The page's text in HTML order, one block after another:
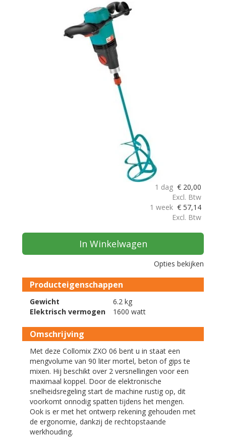
1 dag € 20,00
Excl. Btw
1 week € 57,14
Excl. Btw
In Winkelwagen
Opties bekijken
Producteigenschappen
Gewicht
6.2 kg
Elektrisch vermogen
1600 watt
Omschrijving
Met deze Collomix ZXO 06 bent u in staat een
mengvolume van 90 liter mortel, beton of gips te
mixen. Hij beschikt over 2 versnellingen voor een
maximaal koppel. Door de elektronische
snelheidsregeling start de machine rustig op, dit
voorkomt onnodig spatten tijdens het mengen.
Ook is er met het ontwerp rekening gehouden met
de ergonomie, dankzij de rechtopstaande
werkhouding.